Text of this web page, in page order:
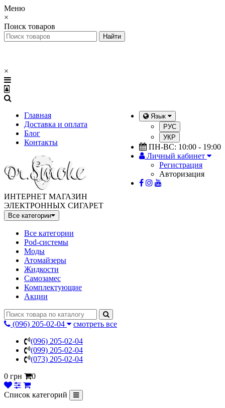
Меню
×
Поиск товаров
×
Главная
Доставка и оплата
Блог
Контакты
Язык
РУС
УКР
ПН-ВС: 10:00 - 19:00
Личный кабинет
Регистрация
Авторизация
ИНТЕРНЕТ МАГАЗИН
ЭЛЕКТРОННЫХ СИГАРЕТ
Все категории
Все категории
Pod-системы
Моды
Атомайзеры
Жидкости
Самозамес
Комплектующие
Акции
(096) 205-02-04
смотреть все
(096) 205-02-04
(099) 205-02-04
(073) 205-02-04
0 грн
0
Список категорий